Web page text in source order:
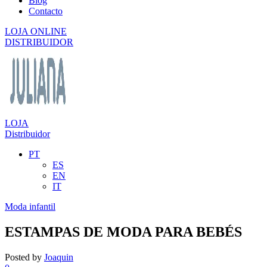
Contacto
LOJA ONLINE
DISTRIBUIDOR
LOJA
Distribuidor
PT
ES
EN
IT
Moda infantil
ESTAMPAS DE MODA PARA BEBÉS
Posted by Joaquin